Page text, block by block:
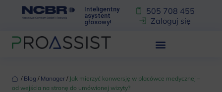
Inteligentny
asystent
głosowy!
505 708 455
Zaloguj się
‏‏‎ ‎/‏‏‎ ‎ Blog ‏‏‎ ‎/‏‏‎ ‎ Manager ‏‏‎ ‎/‏‏‎ ‎ Jak mierzyć konwersję w placówce medycznej –
od wejścia na stronę do umówionej wizyty?